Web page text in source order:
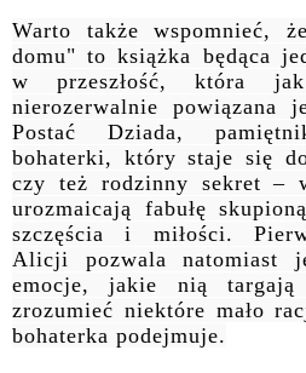
Warto także wspomnieć,
domu" to książka będąca
w przeszłość, która
nierozerwalnie powiązana
Postać Dziada,
bohaterki, który staje się
czy też rodzinny sekret –
urozmaicają fabułę
szczęścia i miłości.
Alicji pozwala natomiast
emocje, jakie nią targają
zrozumieć niektóre mało
bohaterka podejmuje.